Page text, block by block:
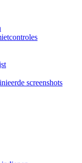
screenshots